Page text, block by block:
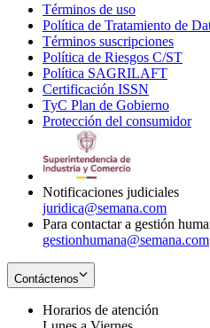
Términos de uso
in
new
window
Política de Tratamiento de
Términos suscripciones
in
Política de Riesgos C/ST
Política SAGRILAFT
new
window
Certificación ISSN
in
new
TyC Plan de Gobierno
in
Protección del consumidor
Notificaciones judiciales
juridica@semana.com
Para contactar a gestión
gestionhumana@semana.com
Contáctenos
Horarios de atención